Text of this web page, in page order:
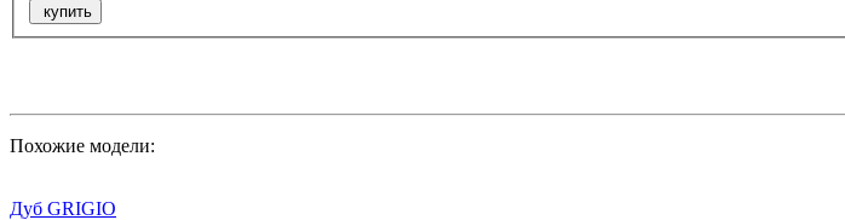
купить
Похожие модели:
Дуб GRIGIO